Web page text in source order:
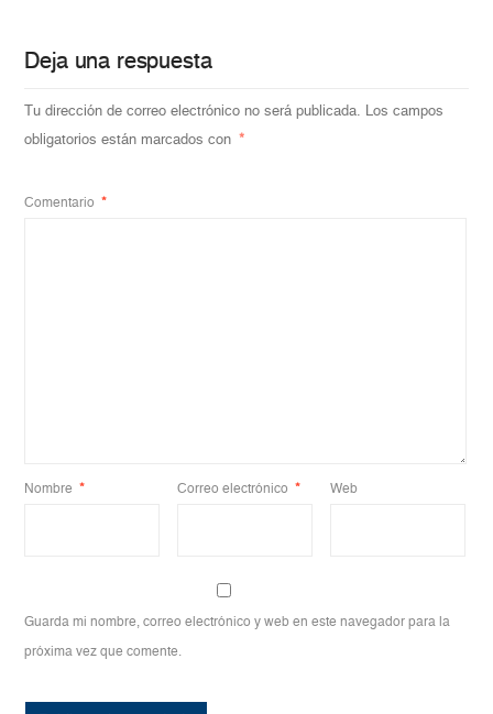
Deja una respuesta
Tu dirección de correo electrónico no será publicada. Los campos
obligatorios están marcados con *
Comentario *
Nombre * Correo electrónico * Web
Guarda mi nombre, correo electrónico y web en este navegador para la
próxima vez que comente.